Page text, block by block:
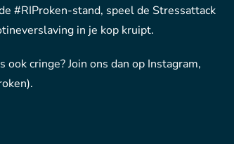
#RIProken-stand, speel de Stressattack
in je kop kruipt.
cringe? Join ons dan op Instagram,